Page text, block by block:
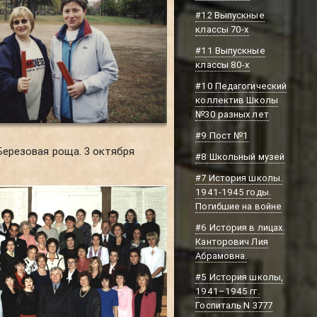
роща. 3 октября
#12 Выпускные
классы 70-х
#11 Выпускные
классы 80-х
#10 Педагогический
коллектив Школы
№30 разных лет
#9 Пост №1
#8 Школьный музей
#7 История школы.
1941-1945 годы.
Погибшие на войне
#6 История в лицах.
Канторович Лия
Абрамовна.
#5 История школы,
1941–1945 гг.
Госпиталь N 3777